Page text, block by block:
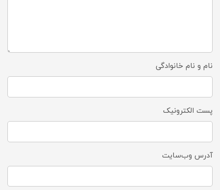
نام و نام خانوادگی
پست الکترونیک
آدرس وب‌سایت